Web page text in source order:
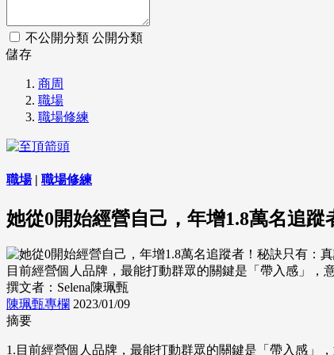
不公開分類 公開分類
儲存
商周
職場
職場修練
職場| 職場修練
她從0開始經營自己，年增1.8萬名追
目前經營個人品牌，最能打動群眾的關鍵是「帶入感」，
撰文者：Selena陳珮甄
陳珮甄專欄 2023/01/09
摘要
1.目前經營個人品牌，最能打動群眾的關鍵是「帶入感」